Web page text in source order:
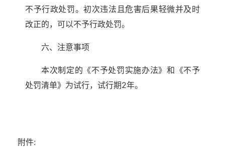
不予行政处罚。初次违法且危害后果轻微并及时
改正的，可以不予行政处罚。
六、注意事项
本次制定的《不予处罚实施办法》和《不予
处罚清单》为试行，试行期2年。
附件: